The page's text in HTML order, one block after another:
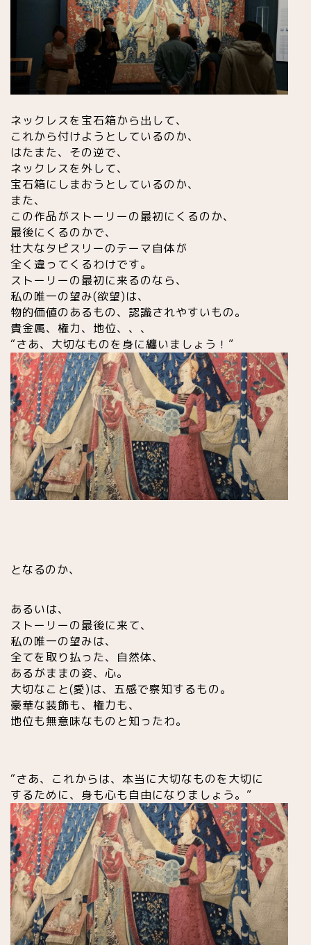
ネックレスを宝石箱から出して、
これから付けようとしているのか、
はたまた、その逆で、
ネックレスを外して、
宝石箱にしまおうとしているのか、
また、
この作品がストーリーの最初にくるのか、
最後にくるのかで、
壮大なタピスリーのテーマ自体が
全く違ってくるわけです。
ストーリーの最初に来るのなら、
私の唯一の望み(欲望)は、
物的価値のあるもの、認識されやすいもの。
貴金属、権力、地位、、、
“さあ、大切なものを身に纏いましょう！”
となるのか、
あるいは、
ストーリーの最後に来て、
私の唯一の望みは、
全てを取り払った、自然体、
あるがままの姿、心。
大切なこと(愛)は、五感で察知するもの。
豪華な装飾も、権力も、
地位も無意味なものと知ったわ。
“さあ、これからは、本当に大切なものを大切に
するために、身も心も自由になりましょう。”